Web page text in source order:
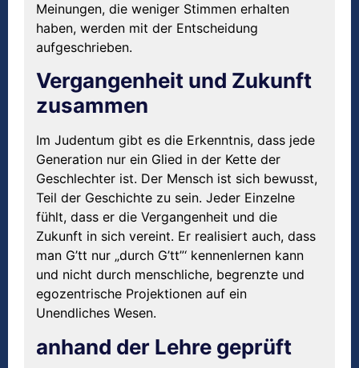
Meinungen, die weniger Stimmen erhalten
haben, werden mit der Entscheidung
aufgeschrieben.
Vergangenheit und Zukunft
zusammen
Im Judentum gibt es die Erkenntnis, dass jede
Generation nur ein Glied in der Kette der
Geschlechter ist. Der Mensch ist sich bewusst,
Teil der Geschichte zu sein. Jeder Einzelne
fühlt, dass er die Vergangenheit und die
Zukunft in sich vereint. Er realisiert auch, dass
man G’tt nur „durch G’tt”‘ kennenlernen kann
und nicht durch menschliche, begrenzte und
egozentrische Projektionen auf ein
Unendliches Wesen.
anhand der Lehre geprüft